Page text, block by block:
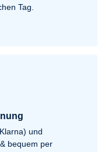
Tag.
und
bequem per